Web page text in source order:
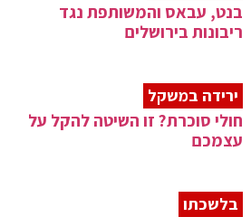
בנט, עבאס והמשותפת נגד
ריבונות בירושלים
ירידה במשקל
חולי סוכרת? זו השיטה להקל על
עצמכם
בלשכתו